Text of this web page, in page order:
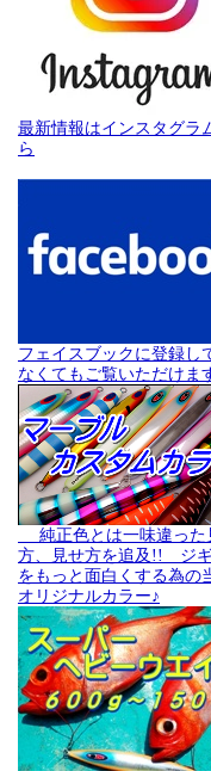
最新情報はインスタグラ
ら
フェイスブックに登録し
なくてもご覧いただけま
純正色とは一味違った
方、見せ方を追及!! ジ
をもっと面白くする為の
オリジナルカラー♪